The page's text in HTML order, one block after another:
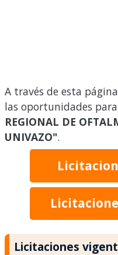
A través de esta
las oportunidades
REGIONAL DE
UNIVAZO".
Licitaciones